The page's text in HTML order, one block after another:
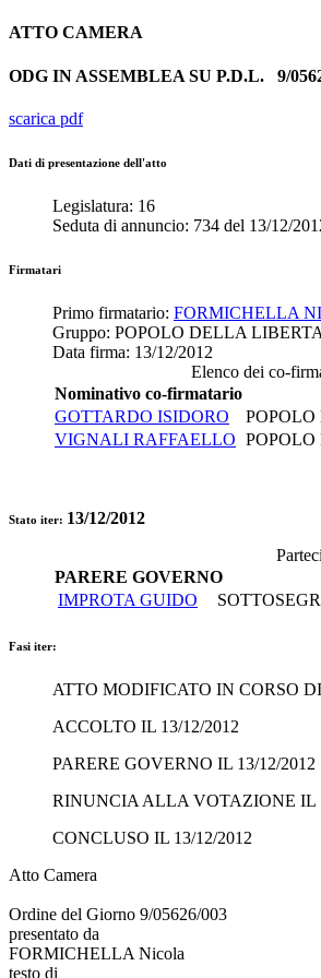
ATTO CAMERA
ODG IN ASSEMBLEA SU P.D.L. 9/
scarica pdf
Dati di presentazione dell'atto
Legislatura: 16
Seduta di annuncio: 734 del 13/12/
Firmatari
Primo firmatario: FORMICHELLA
Gruppo: POPOLO DELLA
Data firma: 13/12/2012
Elenco dei co-
Nominativo co-firmatario
GOTTARDO ISIDORO
VIGNALI RAFFAELLO
Stato iter: 13/12/2012
PARERE GOVERNO
IMPROTA GUIDO
Fasi iter:
ATTO MODIFICATO IN CORSO
ACCOLTO IL 13/12/2012
PARERE GOVERNO IL 13/12/2012
RINUNCIA ALLA VOTAZIONE IL
CONCLUSO IL 13/12/2012
Atto Camera
Ordine del Giorno 9/05626/003
presentato da
FORMICHELLA Nicola
testo di